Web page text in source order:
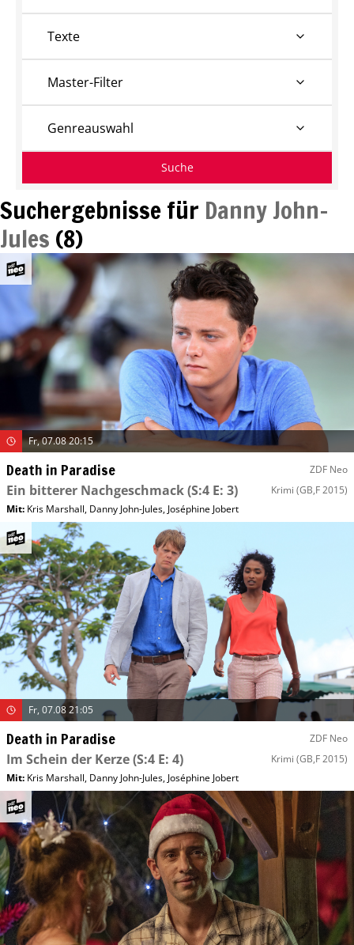
Suchergebnisse für Danny John-
Jules (8)
Fr, 07.08 20:15
Death in Paradise ZDF Neo
Ein bitterer Nachgeschmack(S:4 E: 3) Krimi (GB,F 2015)
Mit: Kris Marshall, Danny John-Jules, Joséphine Jobert
Fr, 07.08 21:05
Death in Paradise ZDF Neo
Im Schein der Kerze(S:4 E: 4) Krimi (GB,F 2015)
Mit: Kris Marshall, Danny John-Jules, Joséphine Jobert
Texte
Master-Filter
Genreauswahl
Suche